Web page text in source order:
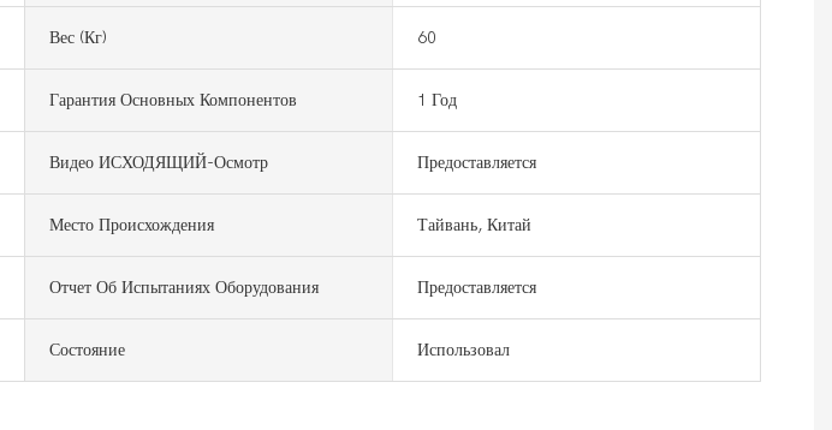
Вес (кг) 60
Гарантия Основных Компонентов 1 Год
Видео ИСХОДЯЩИЙ-Осмотр Предоставляется
Место Происхождения Тайвань, Китай
Отчет Об Испытаниях Оборудования Предоставляется
Состояние Использовал